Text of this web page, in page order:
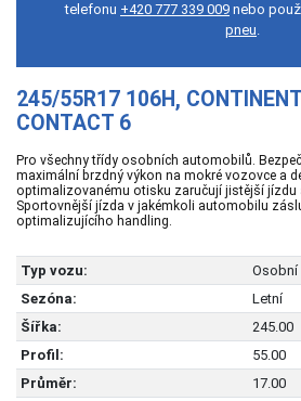
telefonu +420 777 339 009 nebo
pneu.
245/55R17 106H,
CONTACT 6
Pro všechny třídy osobních automobilů.
maximální brzdný výkon na mokré vozovce a
optimalizovanému otisku zaručují jistější jízdu
Sportovnější jízda v jakémkoli automobilu
optimalizujícího handling.
Typ vozu:
Osobní
Sezóna:
Letní
Šířka:
245.00
Profil:
55.00
Průměr:
17.00